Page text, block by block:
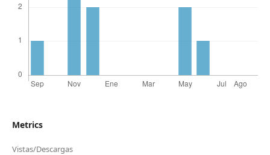
Metrics
Vistas/Descargas